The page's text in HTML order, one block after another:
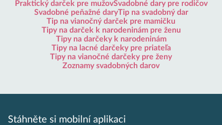
Praktický darček pre mužovSvadobné dary pre rodičov
Svadobné peňažné daryTip na svadobný dar
Tip na vianočný darček pre mamičku
Tipy na darček k narodeninám pre ženu
Tipy na darčeky k narodeninám
Tipy na lacné darčeky pre priateľa
Tipy na vianočné darčeky pre ženy
Zoznamy svadobných darov
Stáhněte si mobilní aplikaci